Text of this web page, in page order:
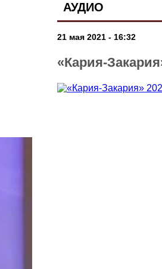
АУДИО
21 мая 2021 - 16:32
«Кария-